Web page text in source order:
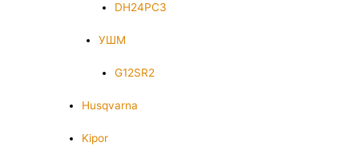
DH24PC3
УШМ
G12SR2
Husqvarna
Kipor